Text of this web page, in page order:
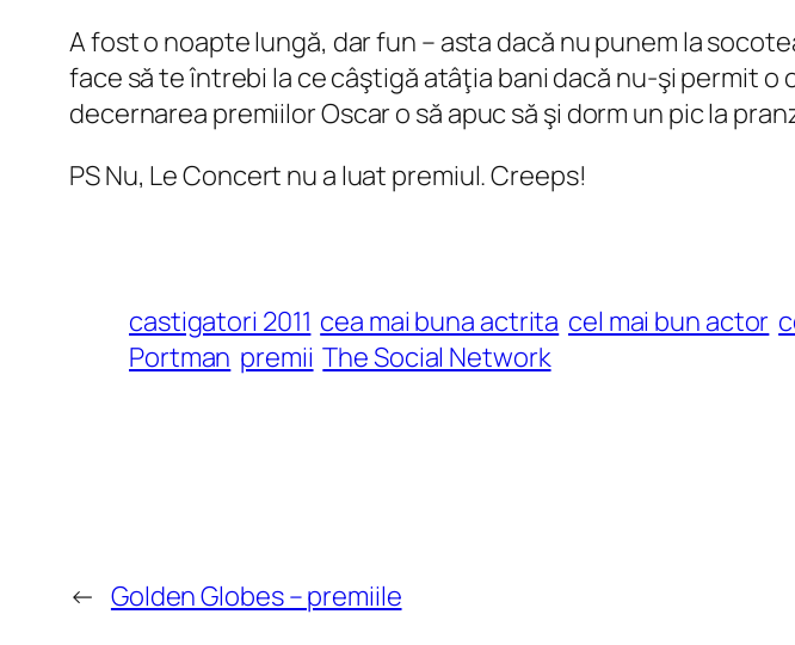
A fost o noapte lungă, dar fun – asta dacă nu punem la
face să te întrebi la ce câştigă atâţia bani dacă nu-şi permit
decernarea premiilor Oscar o să apuc să şi dorm un pic la
PS Nu, Le Concert nu a luat premiul. Creeps!
castigatori 2011 cea mai buna actrita cel mai bun actor
Portman premii The Social Network
← Golden Globes – premiile